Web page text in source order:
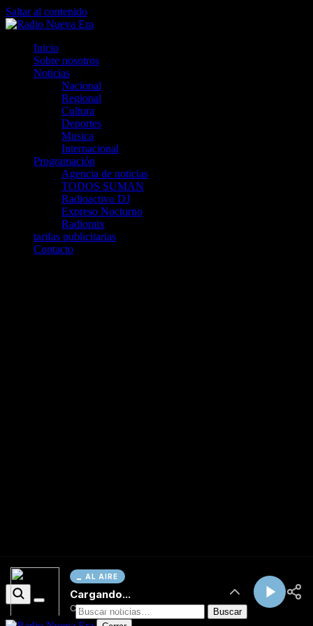
AL AIRE
Cargando...
Conectando...